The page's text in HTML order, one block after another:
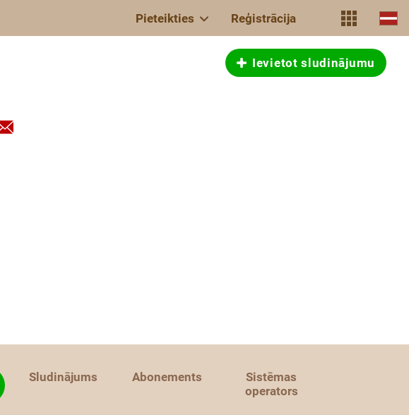
Pieteikties Reģistrācija
Ievietot sludinājumu
Sludinājums Abonements
Sistēmas
operators